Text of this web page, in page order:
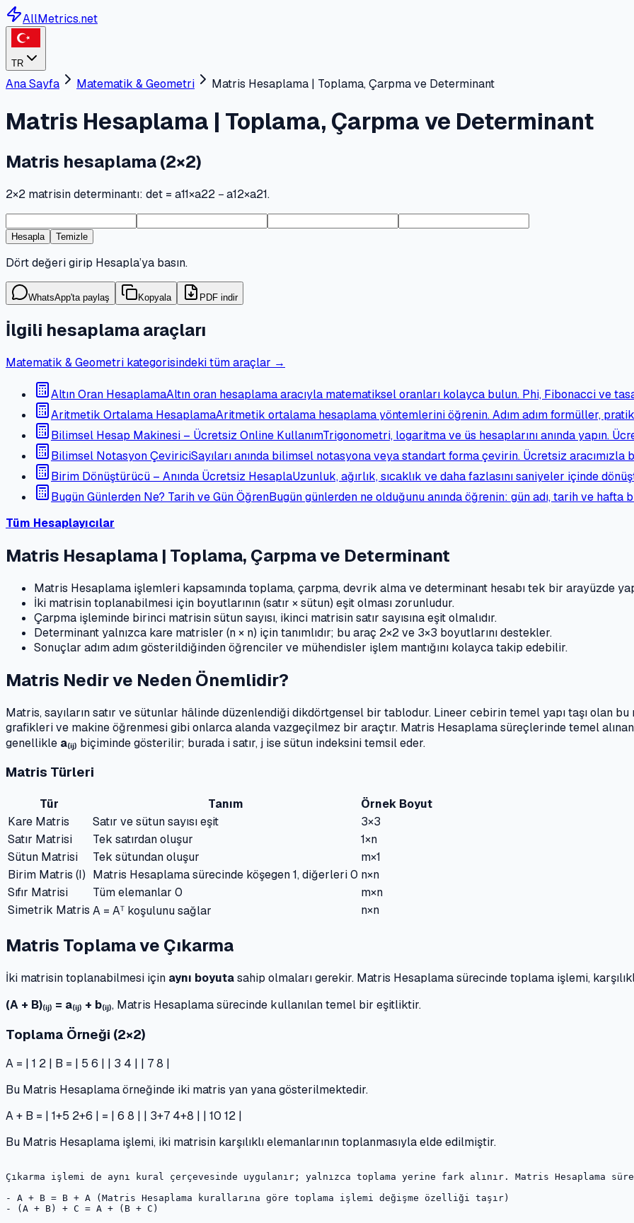
AllMetrics.net
TR
Ana Sayfa Matematik & Geometri Matris Hesaplama | Toplama, Çarpma ve Determinant
Matris Hesaplama | Toplama, Çarpma ve Determinant
Matris hesaplama (2×2)
2×2 matrisin determinantı: det = a11×a22 − a12×a21.
Hesapla Temizle
Dört değeri girip Hesapla’ya basın.
WhatsApp'ta paylaş Kopyala PDF indir
İlgili hesaplama araçları
Matematik & Geometri kategorisindeki tüm araçlar →
Altın Oran HesaplamaAltın oran hesaplama aracıyla matematiksel oranları kolayca bulun. Phi, Fibonacci ve
Aritmetik Ortalama HesaplamaAritmetik ortalama hesaplama yöntemlerini öğrenin. Adım adım formüller,
Bilimsel Hesap Makinesi – Ücretsiz Online KullanımTrigonometri, logaritma ve üs hesaplarını anında yapın.
Bilimsel Notasyon ÇeviriciSayıları anında bilimsel notasyona veya standart forma çevirin. Ücretsiz aracımızla
Birim Dönüştürücü – Anında Ücretsiz HesaplaUzunluk, ağırlık, sıcaklık ve daha fazlasını saniyeler içinde
Bugün Günlerden Ne? Tarih ve Gün ÖğrenBugün günlerden ne olduğunu anında öğrenin: gün adı, tarih ve hafta
Tüm Hesaplayıcılar
Matris Hesaplama | Toplama, Çarpma ve Determinant
Matris Hesaplama işlemleri kapsamında toplama, çarpma, devrik alma ve determinant hesabı tek bir arayüzde
İki matrisin toplanabilmesi için boyutlarının (satır × sütun) eşit olması zorunludur.
Çarpma işleminde birinci matrisin sütun sayısı, ikinci matrisin satır sayısına eşit olmalıdır.
Determinant yalnızca kare matrisler (n × n) için tanımlıdır; bu araç 2×2 ve 3×3 boyutlarını destekler.
Sonuçlar adım adım gösterildiğinden öğrenciler ve mühendisler işlem mantığını kolayca takip edebilir.
Matris Nedir ve Neden Önemlidir?
Matris, sayıların satır ve sütunlar hâlinde düzenlendiği dikdörtgensel bir tablodur. Lineer cebirin temel yapı taşı olan
grafikleri ve makine öğrenmesi gibi onlarca alanda vazgeçilmez bir araçtır. Matris Hesaplama süreçlerinde temel
genellikle a₍ᵢⱼ₎ biçiminde gösterilir; burada i satır, j ise sütun indeksini temsil eder.
Matris Türleri
Tür Tanım
Örnek Boyut
Kare Matris
Satır ve sütun sayısı eşit
3×3
Satır Matrisi
Tek satırdan oluşur
1×n
Sütun Matrisi
Tek sütundan oluşur
m×1
Birim Matris (I) Matris Hesaplama sürecinde köşegen 1, diğerleri 0 n×n
Sıfır Matrisi
Tüm elemanlar 0
m×n
Simetrik Matris A = Aᵀ koşulunu sağlar n×n
Matris Toplama ve Çıkarma
İki matrisin toplanabilmesi için aynı boyutasahip olmaları gerekir. Matris Hesaplama sürecinde toplama işlemi,
(A + B)₍ᵢⱼ₎ = a₍ᵢⱼ₎ + b₍ᵢⱼ₎, Matris Hesaplama sürecinde kullanılan temel bir eşitliktir.
Toplama Örneği (2×2)
A = | 1 2 | B = | 5 6 | | 3 4 | | 7 8 |
Bu Matris Hesaplama örneğinde iki matris yan yana gösterilmektedir.
A + B = | 1+5 2+6 | = | 6 8 | | 3+7 4+8 | | 10 12 |
Bu Matris Hesaplama işlemi, iki matrisin karşılıklı elemanlarının toplanmasıyla elde edilmiştir.
Çıkarma işlemi de aynı kural çerçevesinde uygulanır; yalnızca toplama yerine fark alınır. Matris
- A + B = B + A (Matris Hesaplama kurallarına göre toplama işlemi değişme özelliği taşır)
- (A + B) + C = A + (B + C)